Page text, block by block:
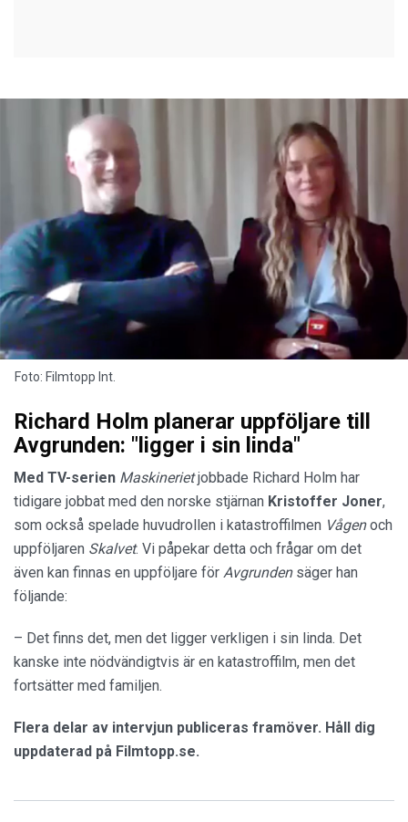
Foto: Filmtopp Int.
Richard Holm planerar uppföljare till
Avgrunden: "ligger i sin linda"
Med TV-serien Maskinerietjobbade Richard Holm har
tidigare jobbat med den norske stjärnan Kristoffer Joner,
som också spelade huvudrollen i katastroffilmen Vågenoch
uppföljaren Skalvet. Vi påpekar detta och frågar om det
även kan finnas en uppföljare för Avgrunden säger han
följande:
– Det finns det, men det ligger verkligen i sin linda. Det
kanske inte nödvändigtvis är en katastroffilm, men det
fortsätter med familjen.
Flera delar av intervjun publiceras framöver. Håll dig
uppdaterad på Filmtopp.se.